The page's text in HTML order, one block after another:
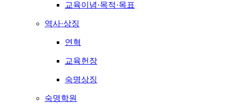
교육이념·목적·목표
역사·상징
연혁
교육헌장
숙명상징
숙명학원